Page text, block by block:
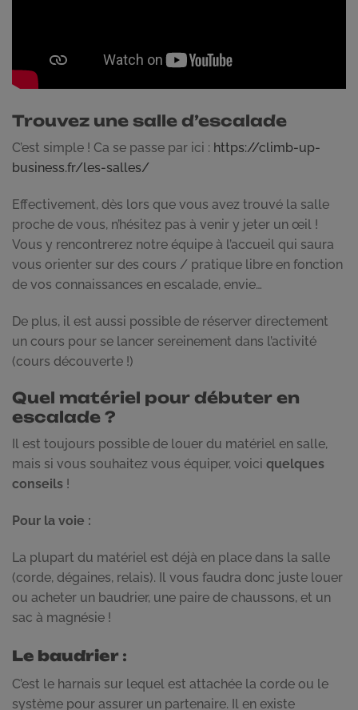
Trouvez une salle d’escalade
C’est simple ! Ca se passe par ici : https://climb-up-
business.fr/les-salles/
Effectivement, dès lors que vous avez trouvé la salle
proche de vous, n’hésitez pas à venir y jeter un œil !
Vous y rencontrerez notre équipe à l’accueil qui saura
vous orienter sur des cours / pratique libre en fonction
de vos connaissances en escalade, envie…
De plus, il est aussi possible de réserver directement
un cours pour se lancer sereinement dans l’activité
(cours découverte !)
Quel matériel pour débuter en
escalade ?
Il est toujours possible de louer du matériel en salle,
mais si vous souhaitez vous équiper, voici quelques
conseils !
Pour la voie :
La plupart du matériel est déjà en place dans la salle
(corde, dégaines, relais). Il vous faudra donc juste louer
ou acheter un baudrier, une paire de chaussons, et un
sac à magnésie !
Le baudrier :
C’est le harnais sur lequel est attachée la corde ou le
système pour assurer un partenaire. Il en existe